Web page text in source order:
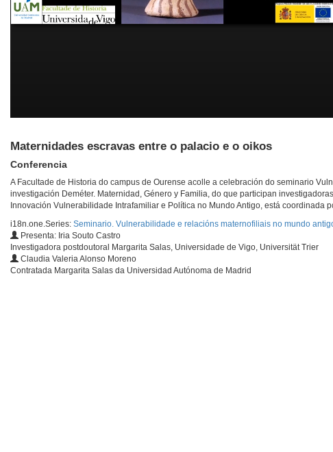
Maternidades escravas entre o palacio e o oikos
Conferencia
A Facultade de Historia do campus de Ourense acolle a celebración do seminario
investigación Deméter. Maternidad, Género y Familia, do que participan
Innovación Vulnerabilidade Intrafamiliar e Política no Mundo Antigo, está coordinada
i18n.one.Series: Seminario. Vulnerabilidade e relacións maternofiliais no mundo
Presenta: Iria Souto Castro
Investigadora postdoutoral Margarita Salas, Universidade de Vigo, Universität Trier
Claudia Valeria Alonso Moreno
Contratada Margarita Salas da Universidad Autónoma de Madrid